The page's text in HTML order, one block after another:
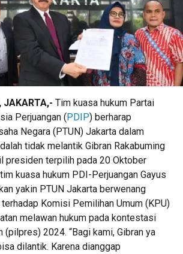
JAKARTA,- Tim kuasa hukum Partai
Perjuangan (PDIP) berharap
Negara (PTUN) Jakarta dalam
tidak melantik Gibran Rakabuming
presiden terpilih pada 20 Oktober
kuasa hukum PDI-Perjuangan Gayus
yakin PTUN Jakarta berwenang
Komisi Pemilihan Umum (KPU)
melawan hukum pada kontestasi
2024. “Bagi kami, Gibran ya
dilantik. Karena dianggap